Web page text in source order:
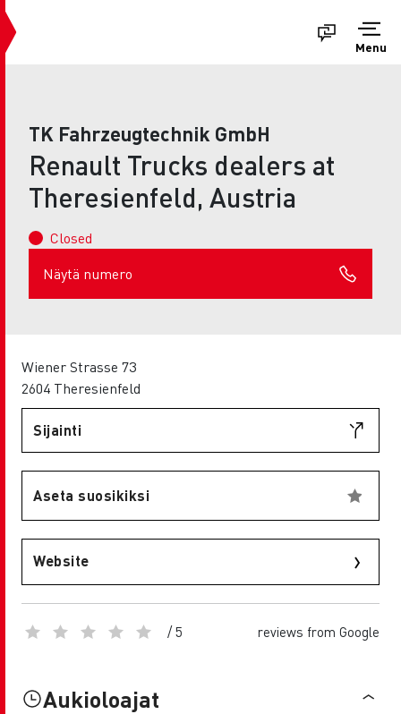
Menu
TK Fahrzeugtechnik GmbH
Renault Trucks dealers at
Theresienfeld, Austria
Closed
Näytä numero
Wiener Strasse 73
2604 Theresienfeld
Sijainti
Aseta suosikiksi
Website
/ 5 reviews from Google
Aukioloajat